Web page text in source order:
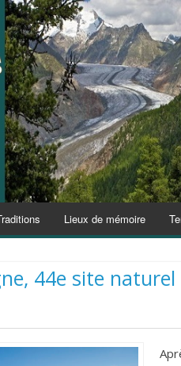
Lieux de mémoire
44e site